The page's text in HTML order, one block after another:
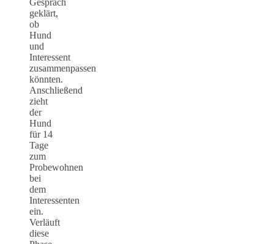
Gespräch
geklärt,
ob
Hund
und
Interessent
zusammenpassen
könnten.
Anschließend
zieht
der
Hund
für 14
Tage
zum
Probewohnen
bei
dem
Interessenten
ein.
Verläuft
diese